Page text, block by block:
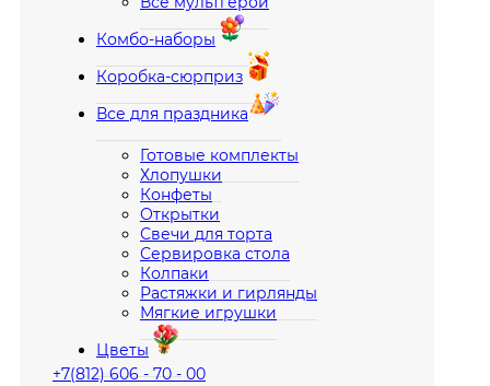
Комбо-наборы
Коробка-сюрприз
Все для праздника
Готовые комплекты
Хлопушки
Конфеты
Открытки
Свечи для торта
Сервировка стола
Колпаки
Растяжки и гирлянды
Мягкие игрушки
Цветы
+7(812) 606 - 70 - 00